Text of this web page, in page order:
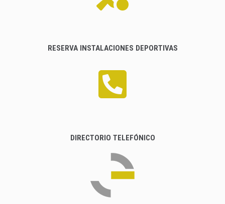
RESERVA INSTALACIONES DEPORTIVAS
DIRECTORIO TELEFÓNICO